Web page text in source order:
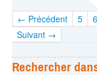
← Précédent 5 6
Suivant →
Rechercher